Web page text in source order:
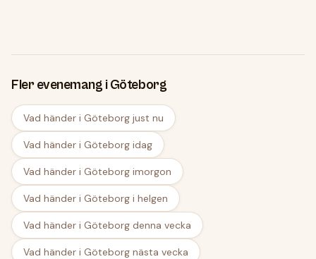
Fler evenemang i Göteborg
Vad händer i Göteborg just nu
Vad händer i Göteborg idag
Vad händer i Göteborg imorgon
Vad händer i Göteborg i helgen
Vad händer i Göteborg denna vecka
Vad händer i Göteborg nästa vecka